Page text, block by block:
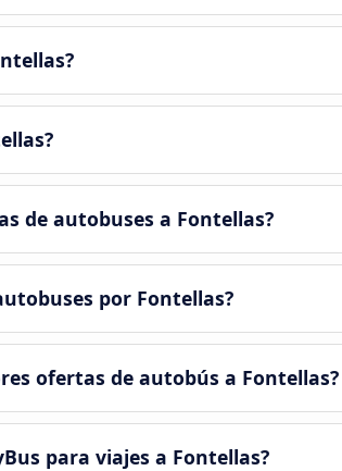
de autobuses a Fontellas?
por Fontellas?
ofertas de autobús a Fontellas?
para viajes a Fontellas?